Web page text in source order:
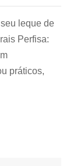
leque de
Perfisa:
práticos,